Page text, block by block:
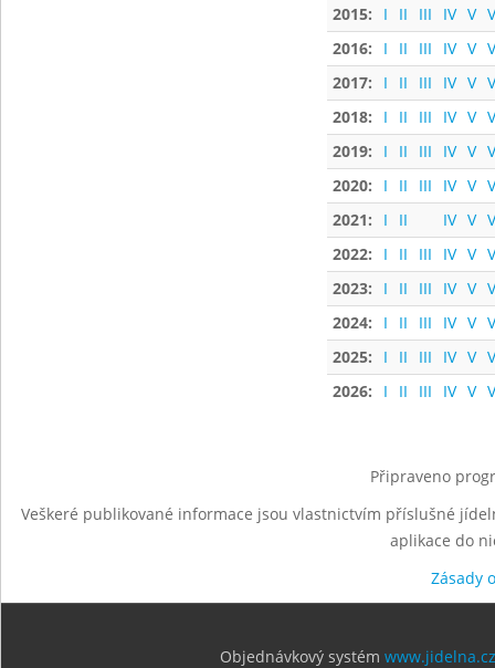
2015:
I II III IV V
2016:
I II III IV V
2017:
I II III IV V
2018:
I II III IV V
2019:
I II III IV V
2020:
I II III IV V
2021:
I II IV V
2022:
I II III IV V
2023:
I II III IV V
2024:
I II III IV V
2025:
I II III IV V
2026:
I II III IV V
Připraveno
Veškeré publikované informace jsou vlastnictvím příslušné
aplikace do
Zásady
Objednávkový systém www.jidelna.cz